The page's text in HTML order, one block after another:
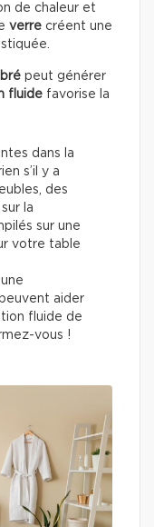
de chaleur et
verre créent une
peut générer
fluide favorise la
dans la
s’il y a
des
la
sur une
votre table
aider
fluide de
vous !